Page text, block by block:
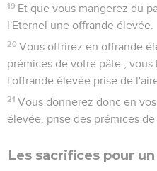
19 Et que vous mangerez du
l'Eternel une offrande élevée.
20 Vous offrirez en offrande
prémices de votre pâte ;
l'offrande élevée prise de
21 Vous donnerez donc en
élevée, prise des prémices de
Les sacrifices pour